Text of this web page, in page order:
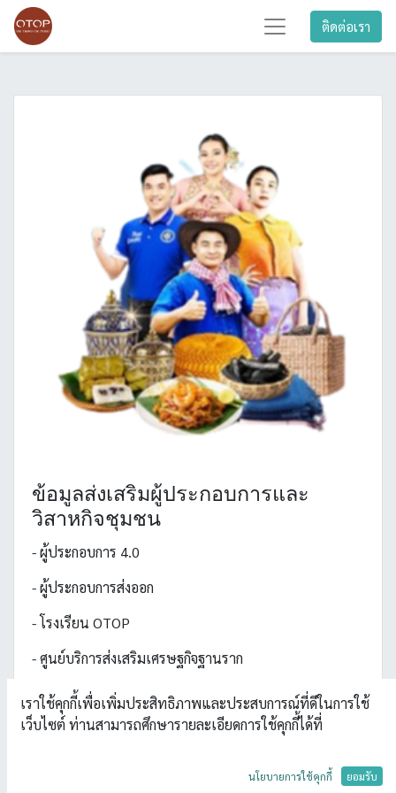
ติดต่อเรา
ข้อมูลส่งเสริมผู้ประกอบการและ
วิสาหกิจชุมชน
- ผู้ประกอบการ 4.0
- ผู้ประกอบการส่งออก
- โรงเรียน OTOP
- ศูนย์บริการส่งเสริมเศรษฐกิจฐานราก
เราใช้คุกกี้เพื่อเพิ่มประสิทธิภาพและประสบการณ์ที่ดีในการใช้
เว็บไซต์ ท่านสามารถศึกษารายละเอียดการใช้คุกกี้ได้ที่
นโยบายการใช้คุกกี้ ยอมรับ